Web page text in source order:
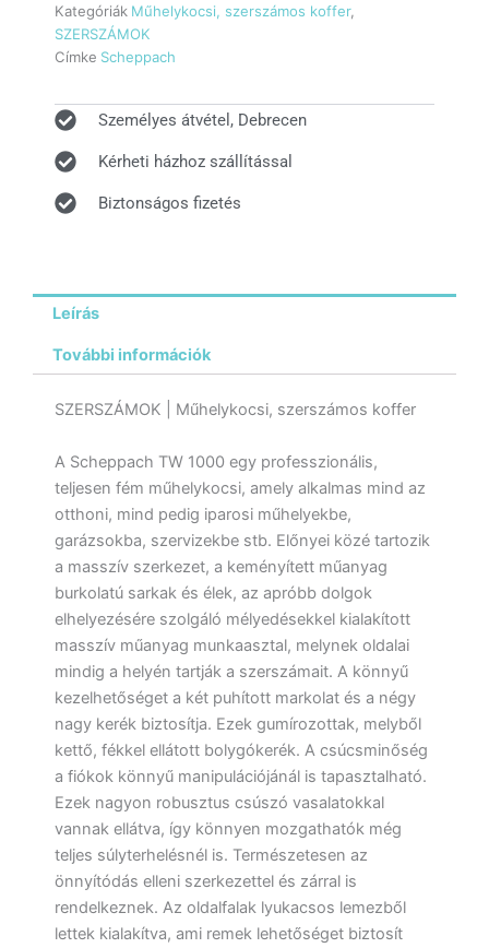
Kategóriák Műhelykocsi, szerszámos koffer,
SZERSZÁMOK
Címke Scheppach
Személyes átvétel, Debrecen
Kérheti házhoz szállítással
Biztonságos fizetés
Leírás
További információk
SZERSZÁMOK | Műhelykocsi, szerszámos koffer
A Scheppach TW 1000 egy professzionális,
teljesen fém műhelykocsi, amely alkalmas mind az
otthoni, mind pedig iparosi műhelyekbe,
garázsokba, szervizekbe stb. Előnyei közé tartozik
a masszív szerkezet, a keményített műanyag
burkolatú sarkak és élek, az apróbb dolgok
elhelyezésére szolgáló mélyedésekkel kialakított
masszív műanyag munkaasztal, melynek oldalai
mindig a helyén tartják a szerszámait. A könnyű
kezelhetőséget a két puhított markolat és a négy
nagy kerék biztosítja. Ezek gumírozottak, melyből
kettő, fékkel ellátott bolygókerék. A csúcsminőség
a fiókok könnyű manipulációjánál is tapasztalható.
Ezek nagyon robusztus csúszó vasalatokkal
vannak ellátva, így könnyen mozgathatók még
teljes súlyterhelésnél is. Természetesen az
önnyítódás elleni szerkezettel és zárral is
rendelkeznek. Az oldalfalak lyukacsos lemezből
lettek kialakítva, ami remek lehetőséget biztosít